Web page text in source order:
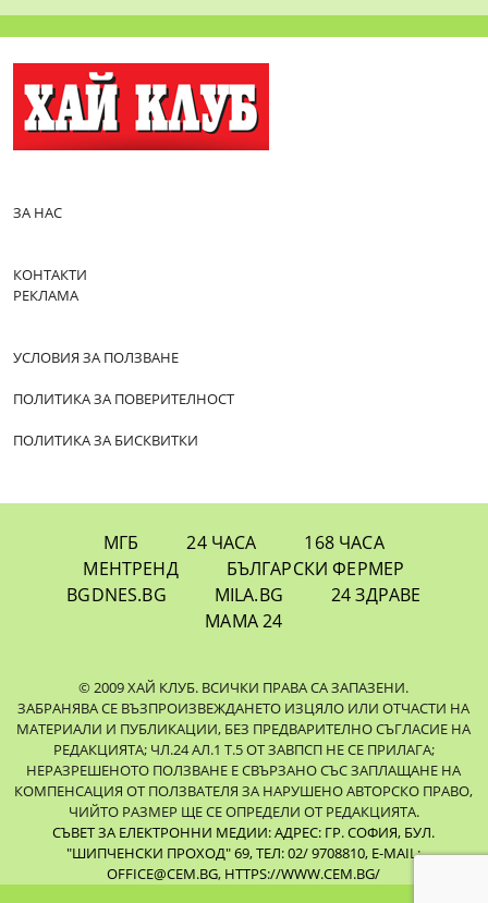
ЗА НАС
КОНТАКТИ
РЕКЛАМА
УСЛОВИЯ ЗА ПОЛЗВАНЕ
ПОЛИТИКА ЗА ПОВЕРИТЕЛНОСТ
ПОЛИТИКА ЗА БИСКВИТКИ
МГБ 24 ЧАСА
168 ЧАСА
МЕНТРЕНД
БЪЛГАРСКИ ФЕРМЕР
BGDNES.BG
MILA.BG
24 ЗДРАВЕ
МАМА 24
© 2009 ХАЙ КЛУБ. ВСИЧКИ ПРАВА СА ЗАПАЗЕНИ.
ЗАБРАНЯВА СЕ ВЪЗПРОИЗВЕЖДАНЕТО ИЗЦЯЛО ИЛИ ОТЧАСТИ НА
МАТЕРИАЛИ И ПУБЛИКАЦИИ, БЕЗ ПРЕДВАРИТЕЛНО СЪГЛАСИЕ НА
РЕДАКЦИЯТА; ЧЛ.24 АЛ.1 Т.5 ОТ ЗАВПСП НЕ СЕ ПРИЛАГА;
НЕРАЗРЕШЕНОТО ПОЛЗВАНЕ Е СВЪРЗАНО СЪС ЗАПЛАЩАНЕ НА
КОМПЕНСАЦИЯ ОТ ПОЛЗВАТЕЛЯ ЗА НАРУШЕНО АВТОРСКО ПРАВО,
ЧИЙТО РАЗМЕР ЩЕ СЕ ОПРЕДЕЛИ ОТ РЕДАКЦИЯТА.
СЪВЕТ ЗА ЕЛЕКТРОННИ МЕДИИ: АДРЕС: ГР. СОФИЯ, БУЛ.
"ШИПЧЕНСКИ ПРОХОД" 69, ТЕЛ: 02/ 9708810, E-MAIL:
OFFICE@CEM.BG, HTTPS://WWW.CEM.BG/